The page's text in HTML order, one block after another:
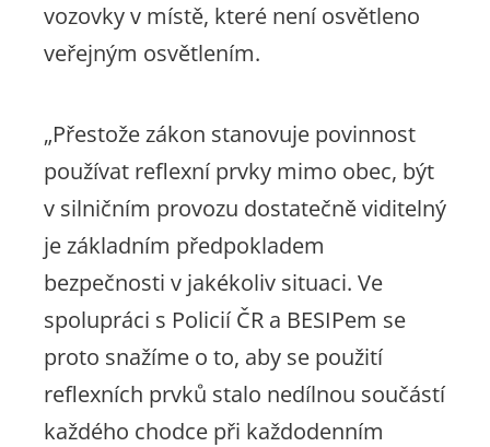
vozovky v místě, které není osvětleno
veřejným osvětlením.
„Přestože zákon stanovuje povinnost
používat reflexní prvky mimo obec, být
v silničním provozu dostatečně viditelný
je základním předpokladem
bezpečnosti v jakékoliv situaci. Ve
spolupráci s Policií ČR a BESIPem se
proto snažíme o to, aby se použití
reflexních prvků stalo nedílnou součástí
každého chodce při každodenním